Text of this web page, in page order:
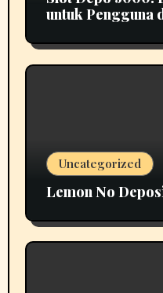
untuk Pengguna
Uncategorized
Lemon No